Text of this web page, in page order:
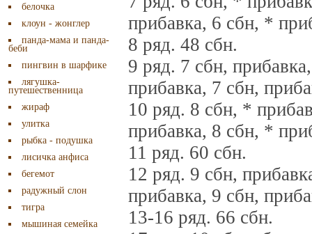
белочка
клоун - жонглер
панда-мама и панда-
беби
пингвин в шарфике
лягушка-
путешественница
жираф
улитка
рыбка - подушка
лисичка анфиса
бегемот
радужный слон
тигра
мышиная семейка
прибавка, 6 сбн, *
8 ряд. 48 сбн.
9 ряд. 7 сбн,
прибавка, 7 сбн,
10 ряд. 8 сбн, *
прибавка, 8 сбн, *
11 ряд. 60 сбн.
12 ряд. 9 сбн,
прибавка, 9 сбн,
13-16 ряд. 66 сбн.